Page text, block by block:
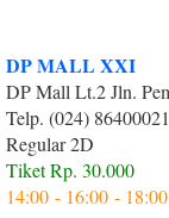
DP MALL XXI
DP Mall Lt.2 Jln.
Telp. (024) 86400021
Regular 2D
Tiket Rp. 30.000
14:00 - 16:00 -